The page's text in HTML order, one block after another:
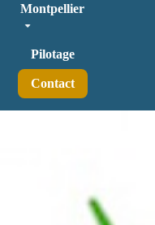
Montpellier
Pilotage
Contact